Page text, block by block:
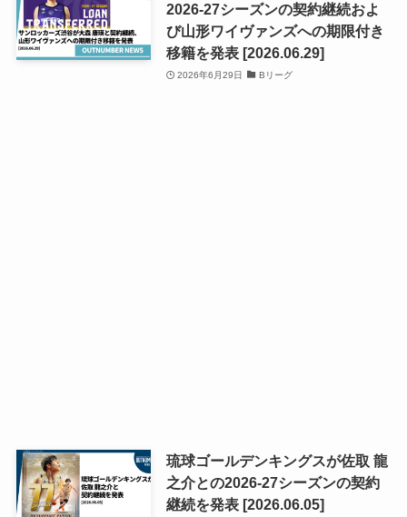
2026-27シーズンの契約継続およ
び山形ワイヴァンズへの期限付き
移籍を発表 [2026.06.29]
2026年6月29日 Bリーグ
琉球ゴールデンキングスが佐取 龍
之介との2026-27シーズンの契約
継続を発表 [2026.06.05]